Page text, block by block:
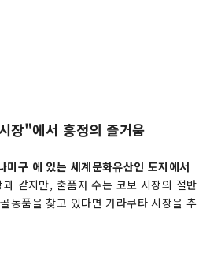
장"에서 흥정의 즐거움
미구 에 있는 세계문화유산인 도지에서
같지만, 출품자 수는 코보 시장의 절반
동품을 찾고 있다면 가라쿠타 시장을 추